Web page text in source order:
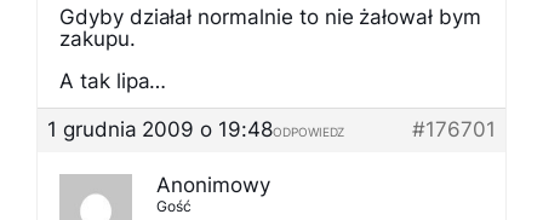
Gdyby działał normalnie to nie żałował bym
zakupu.
A tak lipa…
1 grudnia 2009 o 19:48
#176701
ODPOWIEDZ
Anonimowy
Gość